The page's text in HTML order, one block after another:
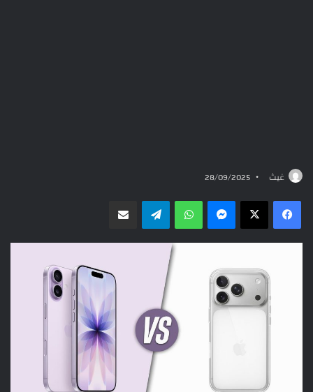
غيث 28/09/2025
ماسنجر واتسابتيلقرام